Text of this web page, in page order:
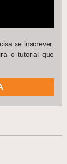
se inscrever.
o tutorial que